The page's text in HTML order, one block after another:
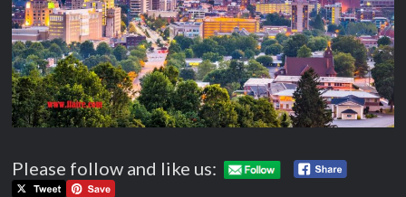
Please follow and like us: